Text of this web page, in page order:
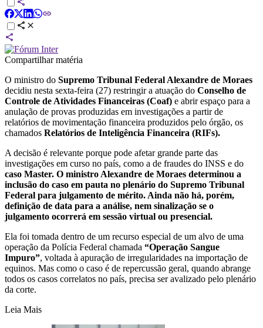
Compartilhar matéria
O ministro do Supremo Tribunal Federal Alexandre de Moraes
decidiu nesta sexta-feira (27) restringir a atuação do Conselho de
Controle de Atividades Financeiras (Coaf) e abrir espaço para a
anulação de provas produzidas em investigações a partir de
relatórios de movimentação financeira produzidos pelo órgão, os
chamados Relatórios de Inteligência Financeira (RIFs).
A decisão é relevante porque pode afetar grande parte das
investigações em curso no país, como a de fraudes do INSS e do
caso Master. O ministro Alexandre de Moraes determinou a
inclusão do caso em pauta no plenário do Supremo Tribunal
Federal para julgamento de mérito. Ainda não há, porém,
definição de data para a análise, nem sinalização se o
julgamento ocorrerá em sessão virtual ou presencial.
Ela foi tomada dentro de um recurso especial de um alvo de uma
operação da Polícia Federal chamada “Operação Sangue
Impuro”, voltada à apuração de irregularidades na importação de
equinos. Mas como o caso é de repercussão geral, quando abrange
todos os casos correlatos no país, precisa ser avalizado pelo plenário
da corte.
Leia Mais